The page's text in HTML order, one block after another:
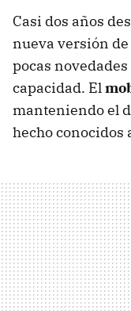
Casi dos años
nueva versión
pocas
capacidad. El
manteniendo el
hecho conocidos